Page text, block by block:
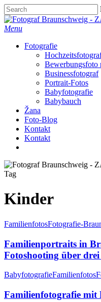
Skip
to
main
Close
Search
Menu
Fotografie
Bewerbungsfoto
Businessfotograf
Portrait-Fotos
Babyfotografie
Babybauch
Žana
Foto-Blog
Kontakt
Kontakt
Tag
Kinder
FamilienfotosFotografie-
Familienportraits in
Fotoshooting über
BabyfotografieFamilienfotos
Familienfotografie mit